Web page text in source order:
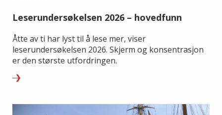
Leserundersøkelsen 2026 – hovedfunn
Åtte av ti har lyst til å lese mer, viser
leserundersøkelsen 2026. Skjerm og konsentrasjon
er den største utfordringen.